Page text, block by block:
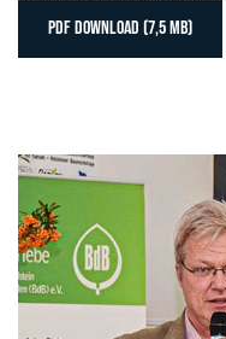
PDF DOWNLOAD (7,5 MB)